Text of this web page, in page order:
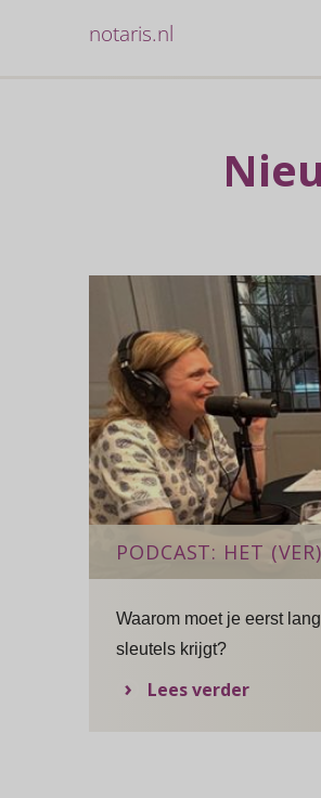
notaris.nl
PODCAST: HET
Waarom moet je eerst
sleutels krijgt?
Lees verderover